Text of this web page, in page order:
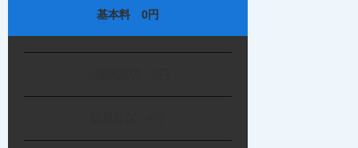
基本料 0円